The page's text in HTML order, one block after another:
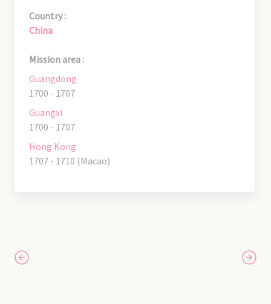
Country :
China
Mission area :
Guangdong
1700 - 1707
Guangxi
1700 - 1707
Hong Kong
1707 - 1710 (Macao)